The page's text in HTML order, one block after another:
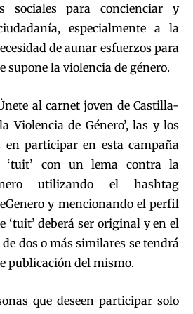
sociales para concienciar y
especialmente a la
de aunar esfuerzos para
supone la violencia de género.
al carnet joven de Castilla-
Violencia de Género’, las y los
en participar en esta campaña
‘tuit’ con un lema contra la
utilizando el hashtag
y mencionando el perfil
‘tuit’ deberá ser original y en el
dos o más similares se tendrá
publicación del mismo.
que deseen participar solo